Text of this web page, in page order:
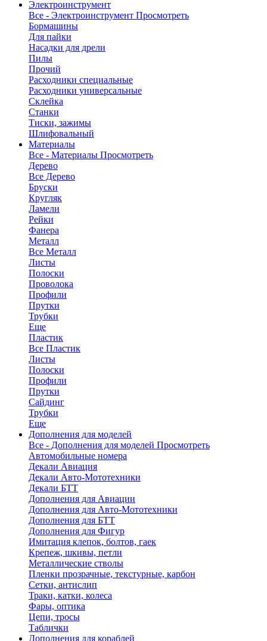
Электроинструмент
Все - Электроинструмент Просмотреть
Бормашины
Для пайки
Насадки для дрели
Пилы
Прочий
Расходники специальные
Расходники универсальные
Склейка
Станки
Тиски, зажимы
Шлифовальный
Материалы
Все - Материалы Просмотреть
Дерево
Все Дерево
Бруски
Кругляк
Ламели
Рейки
Фанера
Металл
Все Металл
Листы
Полоски
Проволока
Профили
Прутки
Трубки
Еще
Пластик
Все Пластик
Листы
Полоски
Профили
Прутки
Сайдинг
Трубки
Еще
Дополнения для моделей
Все - Дополнения для моделей Просмотреть
Автомобильные номера
Декали Авиация
Декали Авто-Мототехники
Декали БТТ
Дополнения для Авиации
Дополнения для Авто-Мототехники
Дополнения для БТТ
Дополнения для Фигур
Имитация клепок, болтов, гаек
Крепеж, шкивы, петли
Металлические стволы
Пленки прозрачные, текстурные, карбон
Сетки, антислип
Траки, катки, колеса
Фары, оптика
Цепи, тросы
Таблички
Дополнения для кораблей